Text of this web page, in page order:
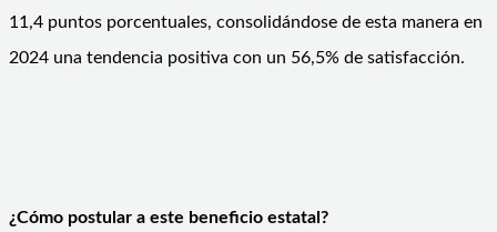
11,4 puntos porcentuales, consolidándose de esta manera en
2024 una tendencia positiva con un 56,5% de satisfacción.
¿Cómo postular a este beneficio estatal?